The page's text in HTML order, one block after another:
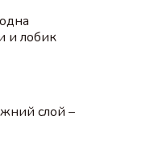
и лобик
слой –